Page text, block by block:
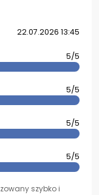
22.07.2026 13:45
5/5
5/5
5/5
5/5
szybko i